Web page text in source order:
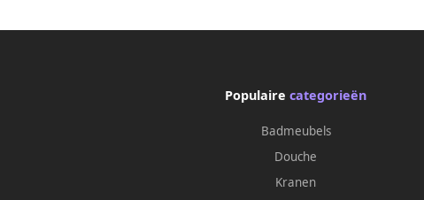
Populaire categorieën
Badmeubels
Douche
Kranen